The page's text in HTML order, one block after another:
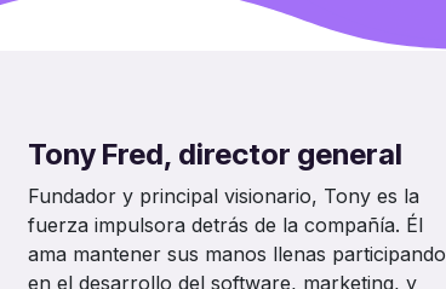
Tony Fred, director general
Fundador y principal visionario, Tony es la
fuerza impulsora detrás de la compañía. Él
ama mantener sus manos llenas participando
en el desarrollo del software, marketing, y